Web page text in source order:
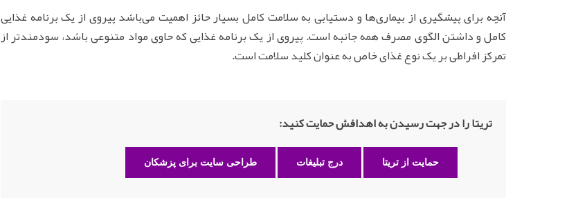
آنچه برای پیشگیری از بیماری‌ها و دستیابی به سلامت کامل بسیار حائز اهمیت می‌باشد پیروی از یک برنامه غذایی
کامل و داشتن الگوی مصرف همه جانبه است. پیروی از یک برنامه غذایی که حاوی مواد متنوعی باشد، سودمندتر از
تمرکز افراطی بر یک نوع غذای خاص به عنوان کلید سلامت است.
تریتا را در جهت رسیدن به اهدافش حمایت کنید:
حمایت از تریتا درج تبلیغات طراحی سایت برای پزشکان